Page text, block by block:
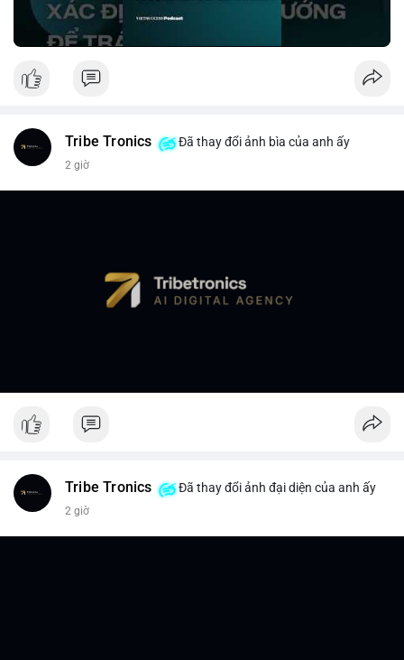
Tribe Tronics Đã thay đổi ảnh bìa của anh ấy
2 giờ
Tribe Tronics Đã thay đổi ảnh đại diện của anh ấy
2 giờ